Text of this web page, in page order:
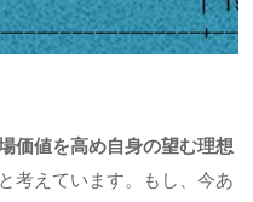
価値を高め自身の望む理想
考えています。もし、今あ